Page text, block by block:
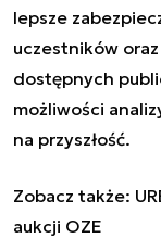
lepsze
uczestników
dostępnych
możliwości
na przyszłość.
Zobacz także:
aukcji OZE